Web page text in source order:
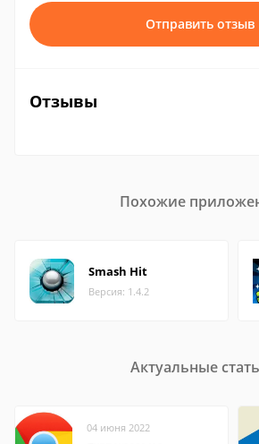
Отправить отзыв
Отзывы
Похожие
Smash Hit
Версия: 1.4.2
Актуальные
04 июня 2022